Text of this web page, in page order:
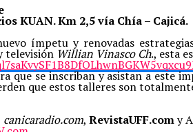
KUAN. Km 2,5 vía Chía – Cajicá.
ímpetu y renovadas
televisión Willian Vinasco Ch., esta
que se inscriban y asistan a este
que estos talleres son
canicaradio.com, RevistaUFF.comy